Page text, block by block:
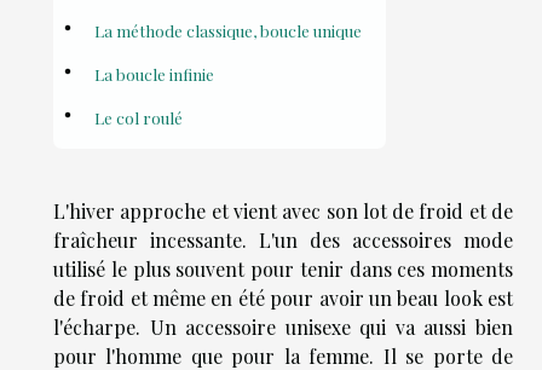
La méthode classique, boucle unique
La boucle infinie
Le col roulé
L'hiver approche et vient avec son lot de froid et de
fraîcheur incessante. L'un des accessoires mode
utilisé le plus souvent pour tenir dans ces moments
de froid et même en été pour avoir un beau look est
l'écharpe. Un accessoire unisexe qui va aussi bien
pour l'homme que pour la femme. Il se porte de